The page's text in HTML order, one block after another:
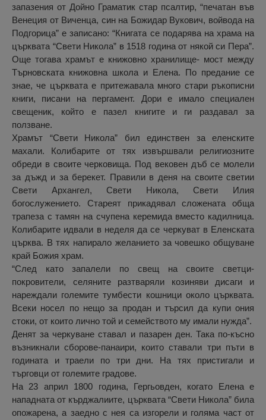
запазения от Дойно Граматик стар псалтир, “печатан във
Венеция от Виченца, син на Божидар Вукович, войвода на
Подгорица” е записано: “Книгата се подарява на храма на
църквата “Свети Никола” в 1518 година от някой си Пера”.
Още тогава храмът е книжовно хранилище- мост между
Търновската книжовна школа и Елена. По предание се
знае, че църквата е притежавала много стари ръкописни
книги, писани на пергамент. Дори е имало специален
свещеник, който е пазел книгите и ги раздавал за
ползване.
Храмът “Свети Никола” бил единствен за еленските
махали. Колибарите от тях извършвали религиозните
обреди в своите черковища. Под вековен дъб се молели
за дъжд и за берекет. Правили в деня на своите светии
Свети Архангел, Свети Никола, Свети Илия
богослужението. Стареят прикадявал сложената обща
трапеза с тамян на счупена керемида вместо кадилница.
Колибарите идвали в неделя да се черкуват в Еленската
църква. В тях напирало желанието за човешко общуване
край Божия храм.
“След като запалели по свещ на своите светци-
покровители, селяните разтваряли козиняви дисаги и
нареждали големите тумбести кошници около църквата.
Всеки носел по нещо за продан и търсил да купи ония
стоки, от които лично той и семейството му имали нужда”.
Денят за черкуване ставал и пазарен ден. Така по-късно
възникнали сборове-панаири, които ставали три пъти в
годината и траели по три дни. На тях пристигали и
търговци от големите градове.
На 23 април 1800 година, Гергьовден, когато Елена е
нападната от кърджалиите, църквата “Свети Никола” била
опожарена, а заедно с нея са изгорели и голяма част от